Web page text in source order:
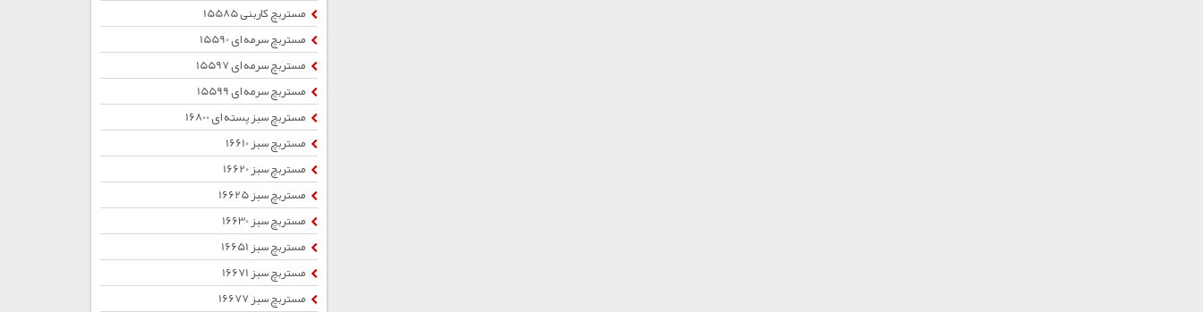
مستربچ کاربنی 15585
مستربچ سرمه ای 15590
مستربچ سرمه ای 15597
مستربچ سرمه ای 15599
مستربچ سبز پسته ای 16800
مستربچ سبز 16610
مستربچ سبز 16620
مستربچ سبز 16625
مستربچ سبز 16630
مستربچ سبز 16651
مستربچ سبز 16671
مستربچ سبز 16677